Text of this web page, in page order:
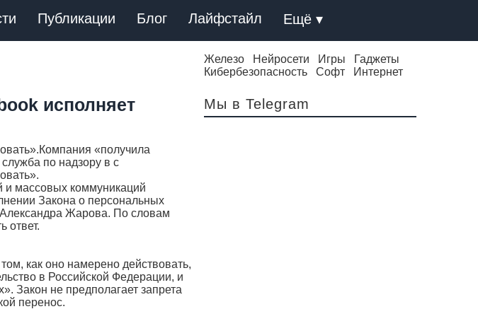
Публикации Блог Лайфстайл Ещё ▾
исполняет
«получила
по надзору в с
и массовых коммуникаций
Закона о персональных
Жарова. По словам
ответ.
как оно намерено действовать,
в Российской Федерации, и
Закон не предполагает запрета
перенос.
Железо Нейросети Игры
Гаджеты
Кибербезопасность
Софт Интернет
Мы в Telegram